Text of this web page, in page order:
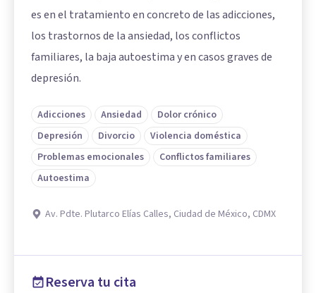
es en el tratamiento en concreto de las adicciones,
los trastornos de la ansiedad, los conflictos
familiares, la baja autoestima y en casos graves de
depresión.
Adicciones Ansiedad
Dolor crónico
Depresión
Divorcio
Violencia doméstica
Problemas emocionales
Conflictos familiares
Autoestima
Av. Pdte. Plutarco Elías Calles, Ciudad de México, CDMX
Reserva tu cita